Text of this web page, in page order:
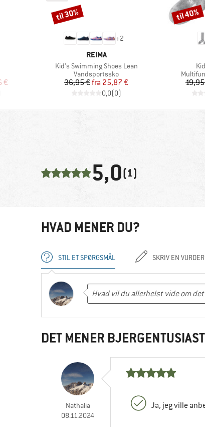
€
+2
MÆRKE
REIMA
Artikel
Kid's Swimming Shoes Lean
Produktgruppe
Vandsportssko
Pris
36,95 € Nedsat pris
fra 25,87 €
0,0(0)
Rabat
til 30% Rabat
til 40%
5,0(1)
HVAD MENER DU?
STIL ET SPØRGSMÅL SKRIV EN
DET MENER
Nathalia
08.11.2024
Ja, jeg ville